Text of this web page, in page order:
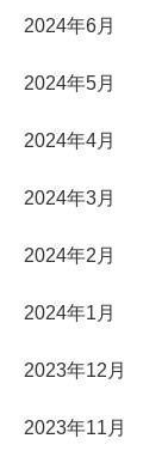
2024年6月
2024年5月
2024年4月
2024年3月
2024年2月
2024年1月
2023年12月
2023年11月